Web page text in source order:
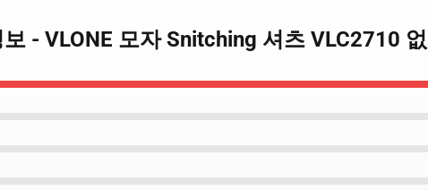
- VLONE 모자 Snitching 셔츠 VLC2710